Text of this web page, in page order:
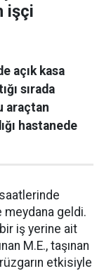
işçi
açık kasa
sırada
araçtan
hastanede
meydana geldi.
iş yerine ait
M.E., taşınan
etkisiyle